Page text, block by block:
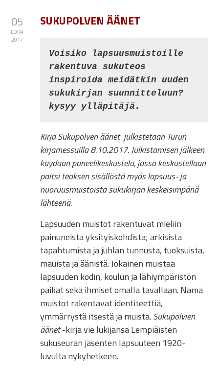
05
LOKA
2017
SUKUPOLVEN ÄÄNET
Voisiko lapsuusmuistoille
rakentuva sukuteos
inspiroida meidätkin uuden
sukukirjan suunnitteluun?
kysyy ylläpitäjä.
Kirja Sukupolven äänet julkistetaan Turun
kirjamessuilla 8.10.2017. Julkistamisen jälkeen
käydään paneelikeskustelu, jossa keskustellaan
paitsi teoksen sisällöstä myös lapsuus- ja
nuoruusmuistoista sukukirjan keskeisimpänä
lähteenä.
Lapsuuden muistot rakentuvat mieliin
painuneista yksityiskohdista; arkisista
tapahtumista ja juhlan tunnusta, tuoksuista,
mauista ja äänistä. Jokainen muistaa
lapsuuden kodin, koulun ja lähiympäristön
paikat sekä ihmiset omalla tavallaan. Nämä
muistot rakentavat identiteettiä,
ymmärrystä itsestä ja muista. Sukupolvien
äänet-kirja vie lukijansa Lempiäisten
sukuseuran jäsenten lapsuuteen 1920-
luvulta nykyhetkeen.